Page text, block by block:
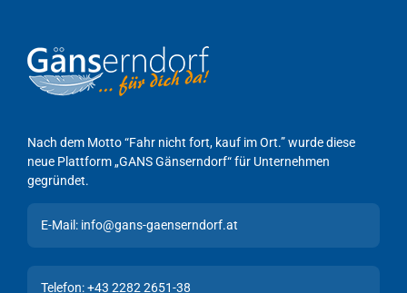
Nach dem Motto “Fahr nicht fort, kauf im Ort.” wurde diese
neue Plattform „GANS Gänserndorf“ für Unternehmen
gegründet.
E-Mail: info@gans-gaenserndorf.at
Telefon: +43 2282 2651-38